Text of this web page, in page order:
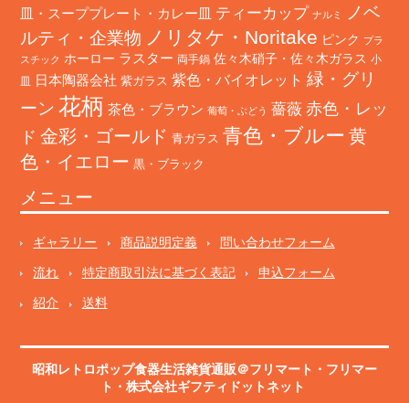
皿・スーププレート・カレー皿 ティーカップ ナルミ
ノベ
ルティ・企業物 ノリタケ・Noritake ピンク プラ
スチック ホーロー ラスター 両手鍋 佐々木硝子・佐々木ガラス 小
皿
日本陶器会社 紫ガラス 紫色・バイオレット 緑・グリ
ーン 花柄 茶色・ブラウン 葡萄・ぶどう 薔薇 赤色・レッ
ド 金彩・ゴールド 青ガラス 青色・ブルー 黄
色・イエロー 黒・ブラック
メニュー
ギャラリー 商品説明定義 問い合わせフォーム
流れ 特定商取引法に基づく表記 申込フォーム
紹介 送料
昭和レトロポップ食器生活雑貨通販＠フリマート ・ フリマー
ト ・株式会社ギフティドットネット